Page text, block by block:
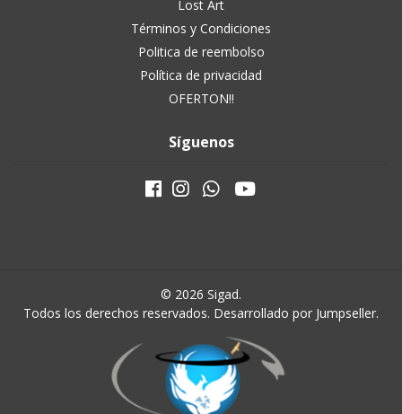
Lost Art
Términos y Condiciones
Politica de reembolso
Política de privacidad
OFERTON!!
Síguenos
© 2026 Sigad.
Todos los derechos reservados. Desarrollado por Jumpseller.